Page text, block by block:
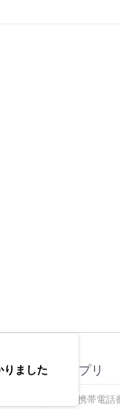
公式アプリ
りました